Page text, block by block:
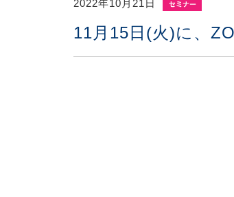
2022年10月21日
11月15日(火)に、